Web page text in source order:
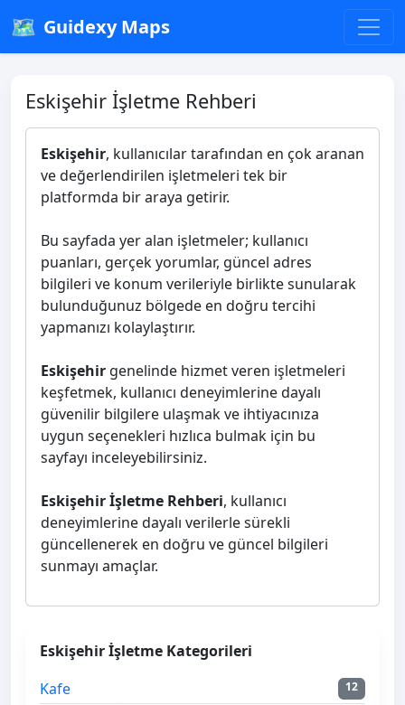
🗺️ Guidexy Maps
Eskişehir İşletme Rehberi
Eskişehir, kullanıcılar tarafından en çok aranan
ve değerlendirilen işletmeleri tek bir
platformda bir araya getirir.
Bu sayfada yer alan işletmeler; kullanıcı
puanları, gerçek yorumlar, güncel adres
bilgileri ve konum verileriyle birlikte sunularak
bulunduğunuz bölgede en doğru tercihi
yapmanızı kolaylaştırır.
Eskişehir genelinde hizmet veren işletmeleri
keşfetmek, kullanıcı deneyimlerine dayalı
güvenilir bilgilere ulaşmak ve ihtiyacınıza
uygun seçenekleri hızlıca bulmak için bu
sayfayı inceleyebilirsiniz.
Eskişehir İşletme Rehberi, kullanıcı
deneyimlerine dayalı verilerle sürekli
güncellenerek en doğru ve güncel bilgileri
sunmayı amaçlar.
Eskişehir İşletme Kategorileri
Kafe
12